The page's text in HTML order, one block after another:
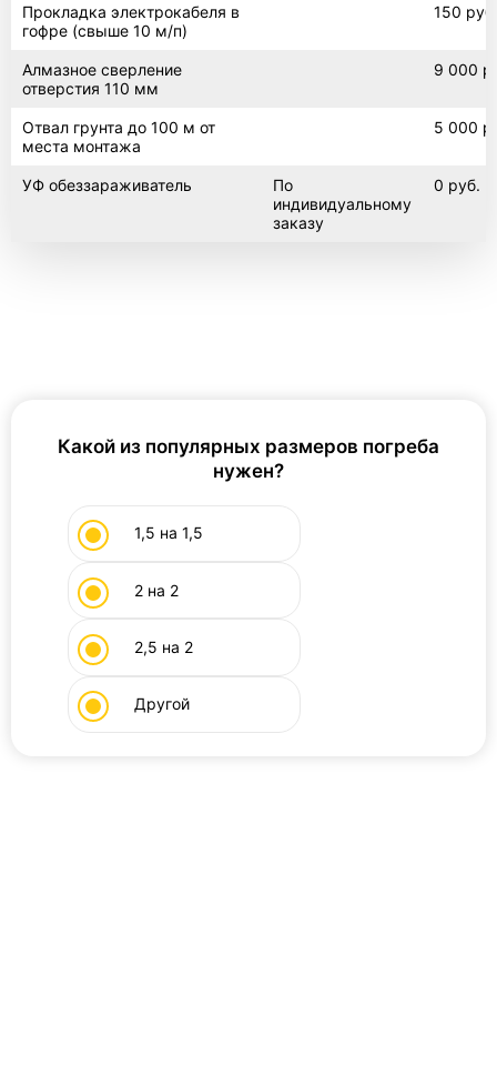
Прокладка электрокабеля в
гофре (свыше 10 м/п)
150 руб.
Алмазное сверление
отверстия 110 мм
9 000
Отвал грунта до 100 м от
места монтажа
5 000
УФ обеззараживатель
По
индивидуальному
заказу
0 руб.
Какой из популярных размеров погреба
нужен?
1,5 на 1,5
2 на 2
2,5 на 2
Другой